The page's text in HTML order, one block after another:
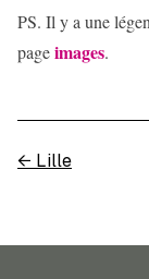
PS. Il y a une
pageimages.
← Lille